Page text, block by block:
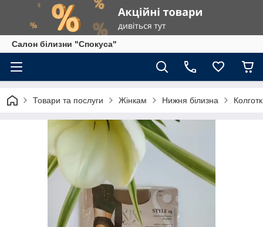
Салон білизни "Спокуса"
Товари та послуги Жінкам Нижня білизна